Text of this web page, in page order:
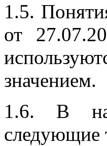
1.5.
от
значением.
1.6. В
следующие